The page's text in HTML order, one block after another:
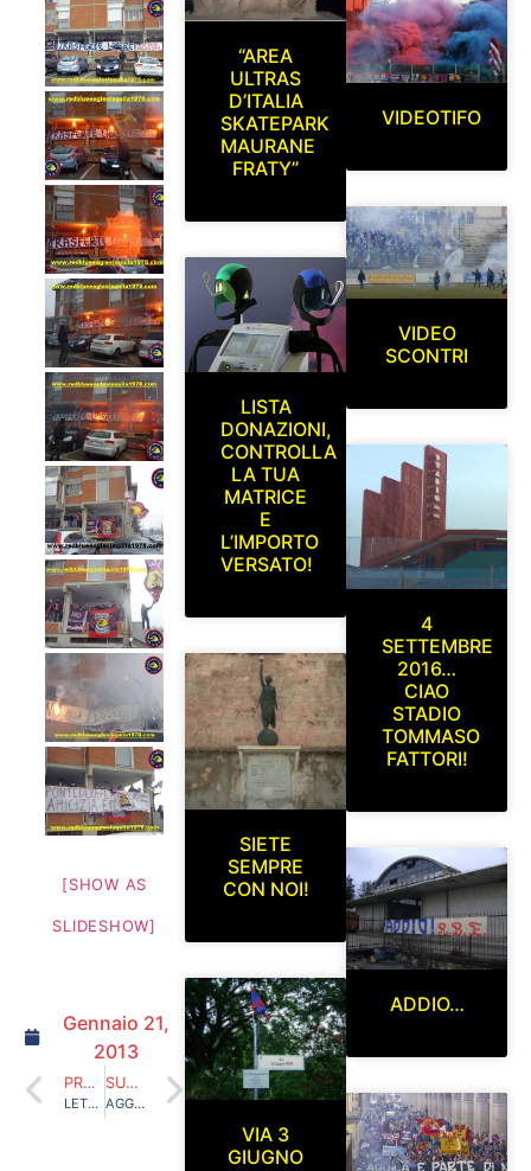
[SHOW AS
SLIDESHOW]
Gennaio 21,
2013
PRECEDENTE
LETTERA DI PAOLO SCARONI ALLA STAMPA: “QUI NON SI MOLLA UN CAZZO”
SUCCESSIVO
AGGIORNAMENTO SEZIONE FOTO R.B.E. 2012/2013
“AREA
ULTRAS
D’ITALIA
SKATEPARK
MAURANE
FRATY”
LISTA
DONAZIONI,
CONTROLLA
LA TUA
MATRICE
E
L’IMPORTO
VERSATO!
SIETE
SEMPRE
CON NOI!
VIA 3
GIUGNO
VIDEOTIFO
VIDEO
SCONTRI
4
SETTEMBRE
2016…
CIAO
STADIO
TOMMASO
FATTORI!
ADDIO…